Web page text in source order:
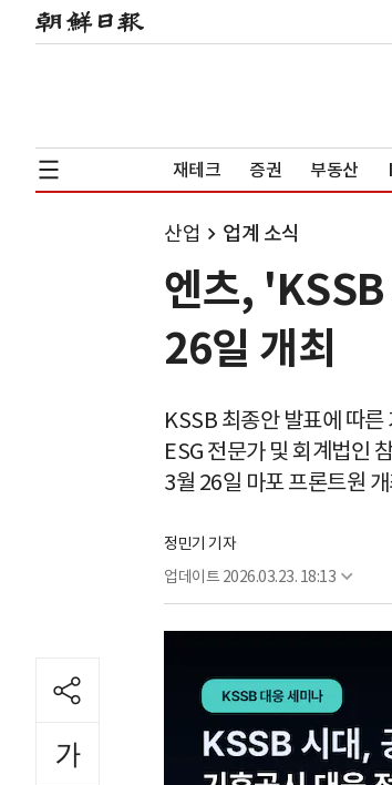
재테크 증권 부동산
산업 업계 소식
엔츠, 'KSSB
26일 개최
KSSB 최종안 발표에 따
ESG 전문가 및 회계법인
3월 26일 마포 프론트원
정민기 기자
업데이트 2026.03.23. 18:13